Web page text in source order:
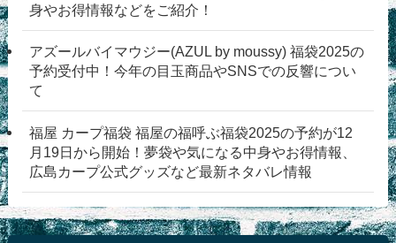
身やお得情報などをご紹介！
アズールバイマウジー(AZUL by moussy) 福袋2025の
予約受付中！今年の目玉商品やSNSでの反響につい
て
福屋 カープ福袋 福屋の福呼ぶ福袋2025の予約が12
月19日から開始！夢袋や気になる中身やお得情報、
広島カープ公式グッズなど最新ネタバレ情報